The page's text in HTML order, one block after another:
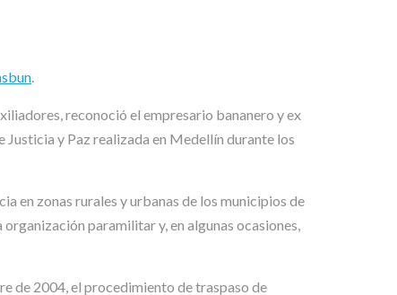
.
reconoció el empresario bananero y ex
Justicia y Paz realizada en Medellín durante los
en zonas rurales y urbanas de los municipios de
paramilitar y, en algunas ocasiones,
de 2004, el procedimiento de traspaso de